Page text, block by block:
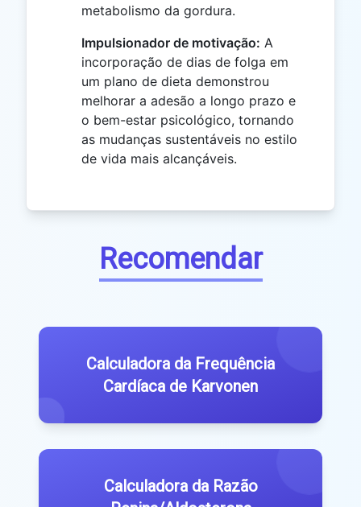
metabolismo da gordura.
Impulsionador de motivação: A
incorporação de dias de folga em
um plano de dieta demonstrou
melhorar a adesão a longo prazo e
o bem-estar psicológico, tornando
as mudanças sustentáveis ​​no estilo
de vida mais alcançáveis.
Recomendar
Calculadora da Frequência
Cardíaca de Karvonen
Calculadora da Razão